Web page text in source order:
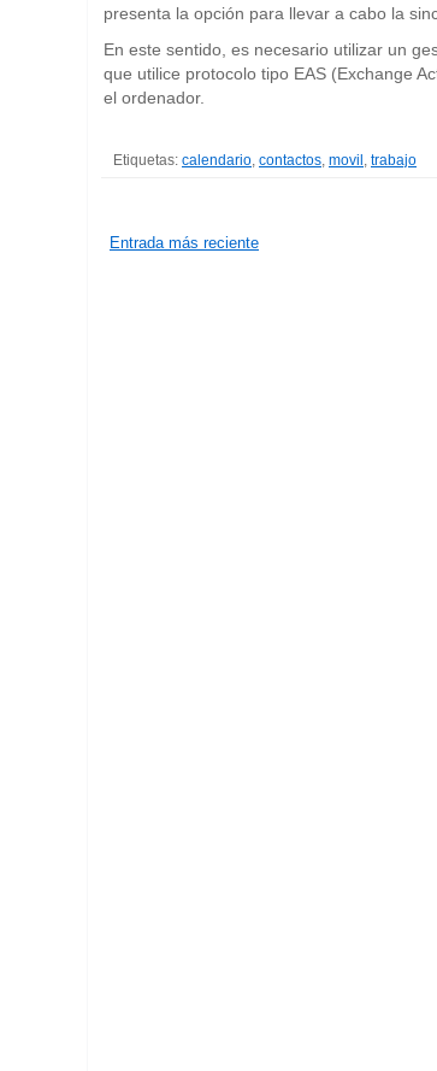
presenta la opción para llevar a cabo la
En este sentido, es necesario utilizar un
que utilice protocolo tipo EAS (Exchange
el ordenador.
Etiquetas: calendario contactos movil trabajo
Entrada más reciente